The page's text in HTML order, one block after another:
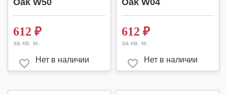
Oak W50
612 ₽
за кв. м.
Нет в наличии
Oak W04
612 ₽
за кв. м.
Нет в наличии